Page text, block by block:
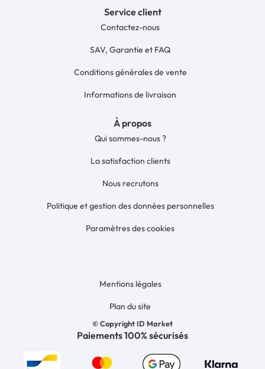
Service client
Contactez-nous
SAV, Garantie et FAQ
Conditions générales de vente
Informations de livraison
À propos
Qui sommes-nous ?
La satisfaction clients
Nous recrutons
Politique et gestion des données personnelles
Paramètres des cookies
© Copyright ID Market
Mentions légales
Plan du site
Paiements 100% sécurisés